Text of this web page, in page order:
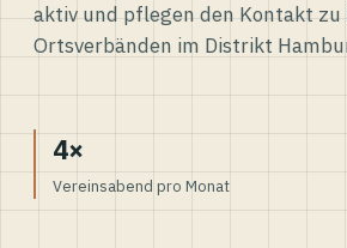
aktiv und pflegen den Kontakt zu
Ortsverbänden im Distrikt
4×
Vereinsabend pro Monat